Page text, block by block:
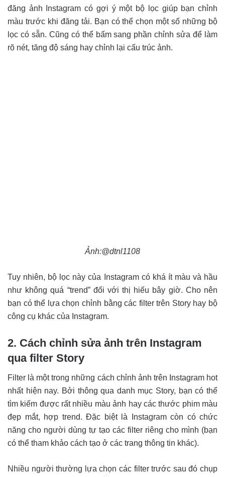
đăng ảnh Instagram có gợi ý một bộ lọc giúp bạn chỉnh
màu trước khi đăng tải. Bạn có thể chọn một số những bộ
lọc có sẵn. Cũng có thể bấm sang phần chỉnh sửa để làm
rõ nét, tăng độ sáng hay chỉnh lại cấu trúc ảnh.
Ảnh:@dtnl1108
Tuy nhiên, bộ lọc này của Instagram có khá ít màu và hầu
như không quá “trend” đối với thị hiếu bây giờ. Cho nên
bạn có thể lựa chọn chỉnh bằng các filter trên Story hay bộ
công cụ khác của Instagram.
2. Cách chỉnh sửa ảnh trên Instagram
qua filter Story
Filter là một trong những cách chỉnh ảnh trên Instagram hot
nhất hiện nay. Bởi thông qua danh mục Story, bạn có thể
tìm kiếm được rất nhiều màu ảnh hay các thước phim màu
đẹp mắt, hợp trend. Đặc biệt là Instagram còn có chức
năng cho người dùng tự tạo các filter riêng cho mình (bạn
có thể tham khảo cách tạo ở các trang thông tin khác).
Nhiều người thường lựa chọn các filter trước sau đó chụp